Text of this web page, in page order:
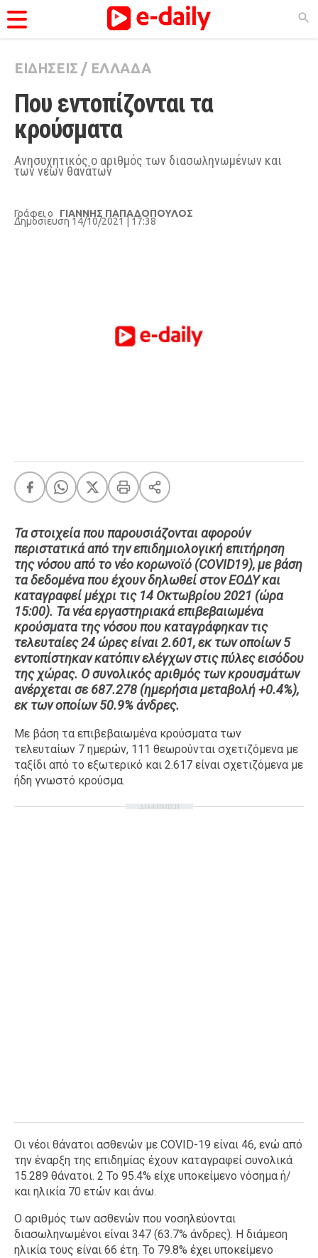
ΚΑΤΗΓΟΡΊΕΣ
Ειδήσεις
Θέματα
Videos
Podcasts
Viral
OMG LOL
A-List LGBTQI+
Xmas
LIFE
Food
Body+Mind
Ταξίδια
Style
Σπίτι
Family
Σχέσεις
AGENDA
Agenda
Επιλογές
ΕΙΔΗΣΕΙΣ / ΕΛΛΑΔΑ
Που εντοπίζονται τα
κρούσματα
Ανησυχητικός ο αριθμός των διασωληνωμένων και
των νεων θανάτων
Γράφει ο ΓΙΑΝΝΗΣ ΠΑΠΑΔΟΠΟΥΛΟΣ
Δημοσίευση 14/10/2021 | 17:38
Τα στοιχεία που παρουσιάζονται αφορούν
περιστατικά από την επιδημιολογική επιτήρηση
της νόσου από το νέο κορωνοϊό (COVID19), με βάση
τα δεδομένα που έχουν δηλωθεί στον ΕΟΔΥ και
καταγραφεί μέχρι τις 14 Οκτωβρίου 2021 (ώρα
15:00). Τα νέα εργαστηριακά επιβεβαιωμένα
κρούσματα της νόσου που καταγράφηκαν τις
τελευταίες 24 ώρες είναι 2.601, εκ των οποίων 5
εντοπίστηκαν κατόπιν ελέγχων στις πύλες εισόδου
της χώρας. Ο συνολικός αριθμός των κρουσμάτων
ανέρχεται σε 687.278 (ημερήσια μεταβολή +0.4%),
εκ των οποίων 50.9% άνδρες.
Με βάση τα επιβεβαιωμένα κρούσματα των
τελευταίων 7 ημερών, 111 θεωρούνται σχετιζόμενα με
ταξίδι από το εξωτερικό και 2.617 είναι σχετιζόμενα με
ήδη γνωστό κρούσμα.
ΔΙΑΦΗΜΙΣΗ
Οι νέοι θάνατοι ασθενών με COVID-19 είναι 46, ενώ από
την έναρξη της επιδημίας έχουν καταγραφεί συνολικά
15.289 θάνατοι. 2 Το 95.4% είχε υποκείμενο νόσημα ή/
και ηλικία 70 ετών και άνω.
Ο αριθμός των ασθενών που νοσηλεύονται
διασωληνωμένοι είναι 347 (63.7% άνδρες). Η διάμεση
ηλικία τους είναι 66 έτη. To 79.8% έχει υποκείμενο